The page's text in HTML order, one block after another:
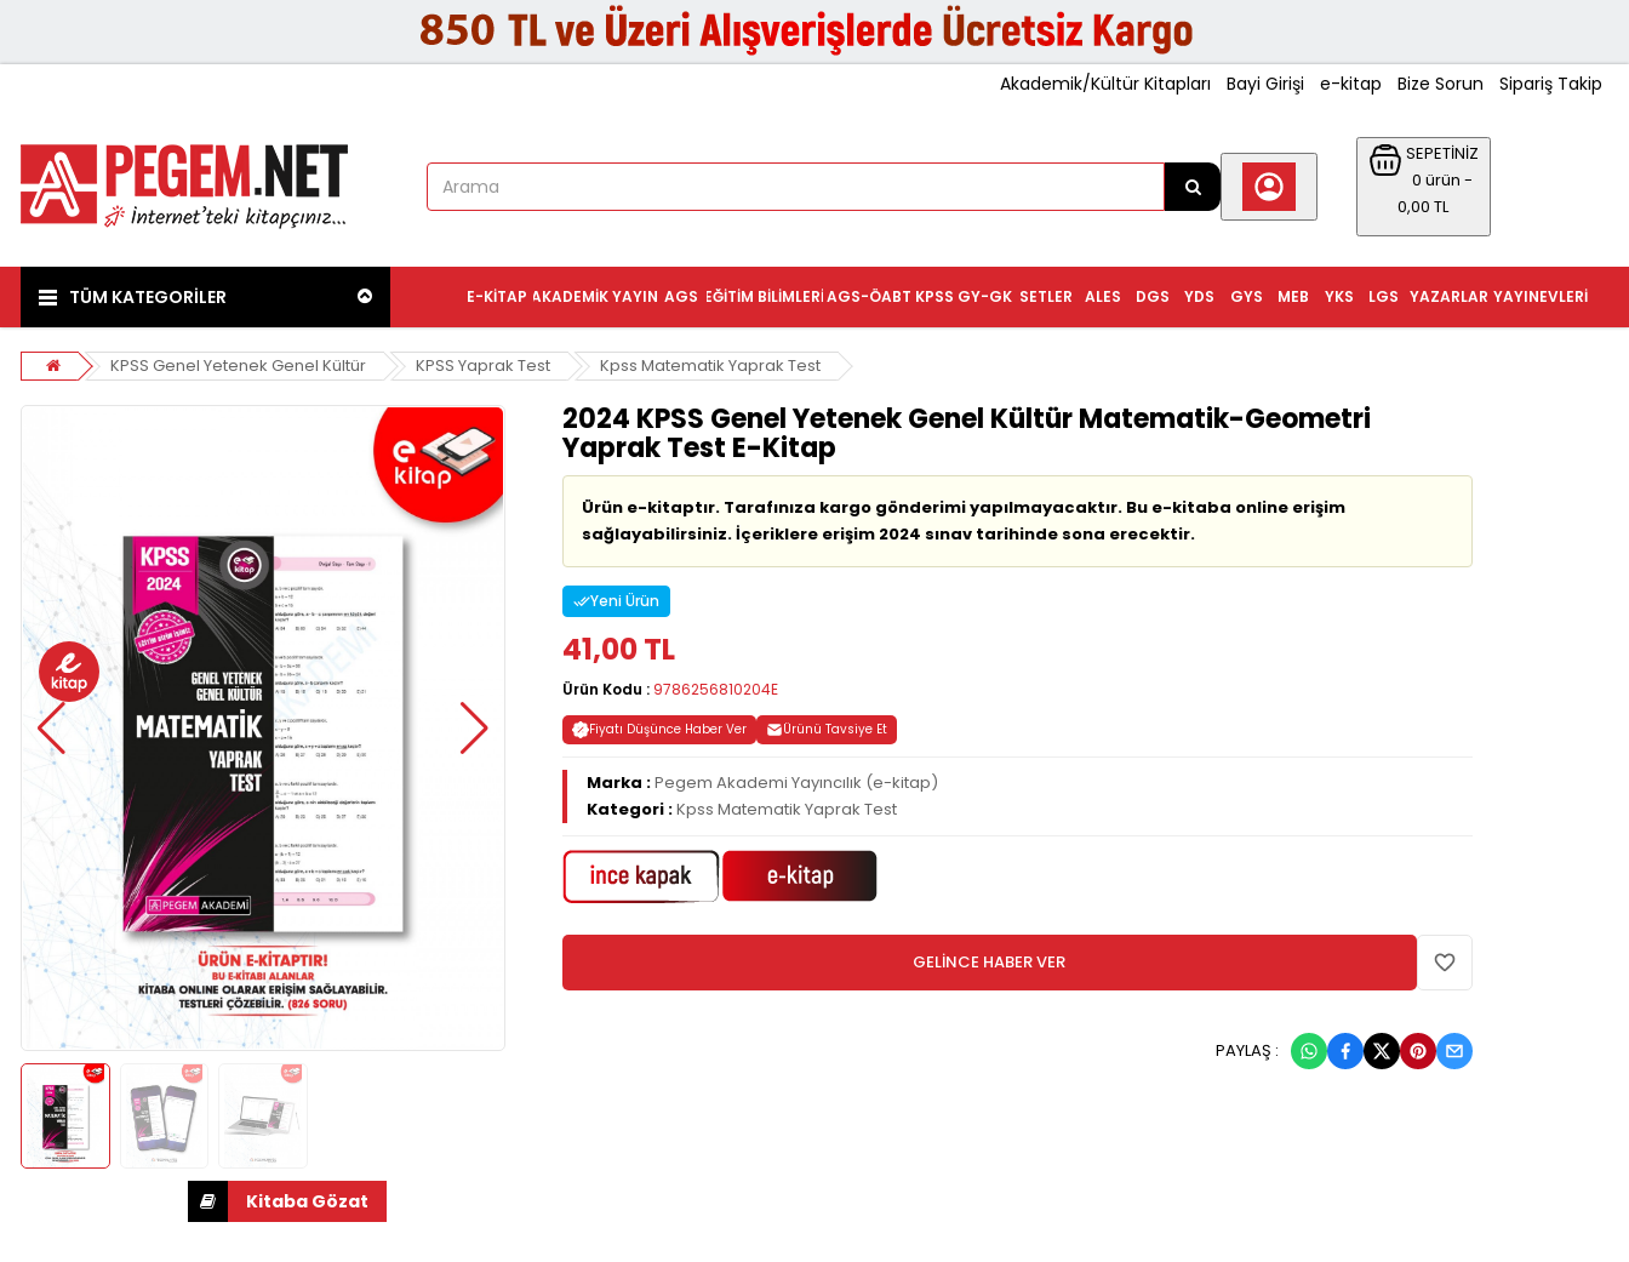
Akademik/Kültür Kitapları Bayi Girişi e-kitap Bize Sorun Sipariş Takip
SEPETİNİZ
0 ürün -
0,00 TL
TÜM KATEGORİLER YAYINEVLERI
YAZARLAR
LGS
YKS
MEB
GYS
YDS
DGS
ALES
SETLER
KPSS GY-GK
AGS-ÖABT
EĞITIM BILIMLERI
AGS
AKADEMIK YAYIN
E-KITAP
KPSS Genel Yetenek Genel Kültür KPSS Yaprak Test Kpss Matematik Yaprak Test
2024 KPSS Genel Yetenek Genel Kültür Matematik-Geometri
Yaprak Test E-Kitap
Ürün e-kitaptır. Tarafınıza kargo gönderimi yapılmayacaktır. Bu e-kitaba online erişim
sağlayabilirsiniz. İçeriklere erişim 2024 sınav tarihinde sona erecektir.
Yeni Ürün
41,00 TL
Ürün Kodu : 9786256810204E
Fiyatı Düşünce Haber Ver Ürünü Tavsiye Et
Marka :Pegem Akademi Yayıncılık (e-kitap)
Kategori :Kpss Matematik Yaprak Test
GELİNCE HABER VER
PAYLAŞ :